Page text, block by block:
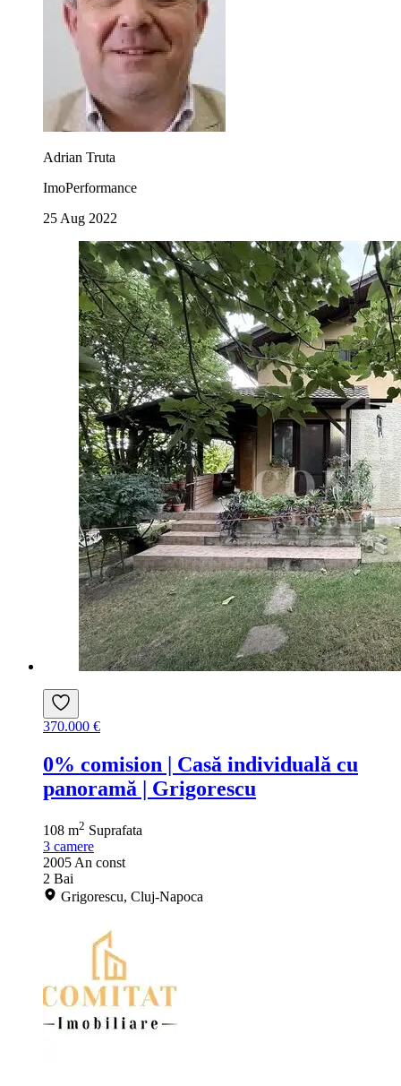
Adrian Truta
ImoPerformance
25 Aug 2022
370.000 €
0% comision | Casă individuală cu
panoramă | Grigorescu
108 m2 Suprafata
3 camere
2005 An const
2 Bai
Grigorescu, Cluj-Napoca